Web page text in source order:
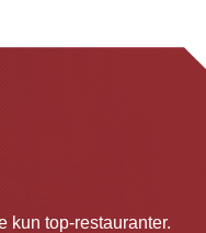
kun top-restauranter.